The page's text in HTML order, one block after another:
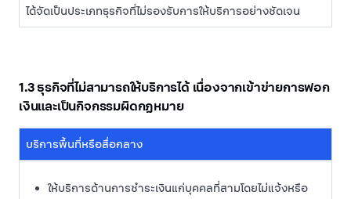
ได้จัดเป็นประเภทธุรกิจที่ไม่รองรับการให้บริการอย่างชัดเจน
1.3 ธุรกิจที่ไม่สามารถให้บริการได้ เนื่องจากเข้าข่ายการฟอก
เงินและเป็นกิจกรรมผิดกฏหมาย
บริการพื้นที่หรือสื่อกลาง
ให้บริการด้านการชำระเงินแก่บุคคลที่สามโดยไม่แจ้งหรือ